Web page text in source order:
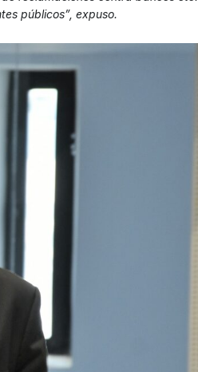
públicos”, expuso.